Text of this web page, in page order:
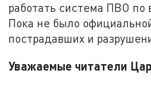
работать система ПВО
Пока не было
пострадавших и
Уважаемые читатели